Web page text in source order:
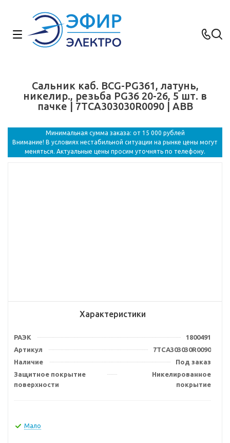
Сальник каб. BCG-PG361, латунь,
никелир., резьба PG36 20-26, 5 шт. в
пачке | 7TCA303030R0090 | ABB
Минимальная сумма заказа: от 15 000 рублей
Внимание! В условиях нестабильной ситуации на рынке цены могут
меняться. Актуальные цены просим уточнять по телефону.
Характеристики
РАЭК
1800491
Артикул
7TCA303030R0090
Наличие
Под заказ
Защитное покрытие
поверхности
Никелированное
покрытие
Мало